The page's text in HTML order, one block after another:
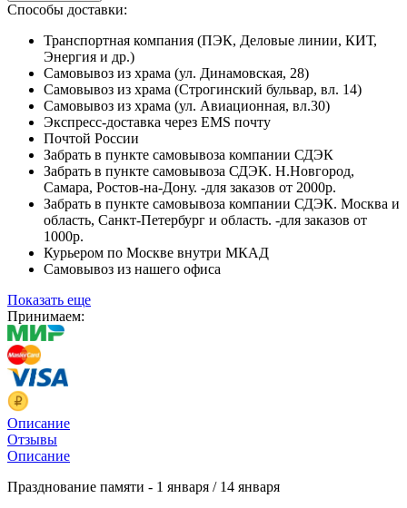
Способы доставки:
Транспортная компания (ПЭК, Деловые линии, КИТ,
Энергия и др.)
Самовывоз из храма (ул. Динамовская, 28)
Самовывоз из храма (Строгинский бульвар, вл. 14)
Самовывоз из храма (ул. Авиационная, вл.30)
Экспресс-доставка через EMS почту
Почтой России
Забрать в пункте самовывоза компании СДЭК
Забрать в пункте самовывоза СДЭК. Н.Новгород,
Самара, Ростов-на-Дону. -для заказов от 2000р.
Забрать в пункте самовывоза компании СДЭК. Москва и
область, Санкт-Петербург и область. -для заказов от
1000р.
Курьером по Москве внутри МКАД
Самовывоз из нашего офиса
Показать еще
Принимаем:
Описание
Отзывы
Описание
Празднование памяти - 1 января / 14 января